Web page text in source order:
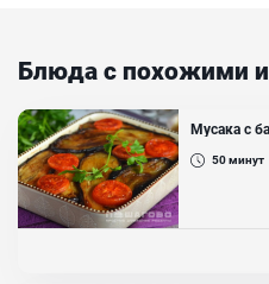
Блюда с похожими
Мусака с
50минут
Мусака это популярная овощная
для семейного обеда или ужина.